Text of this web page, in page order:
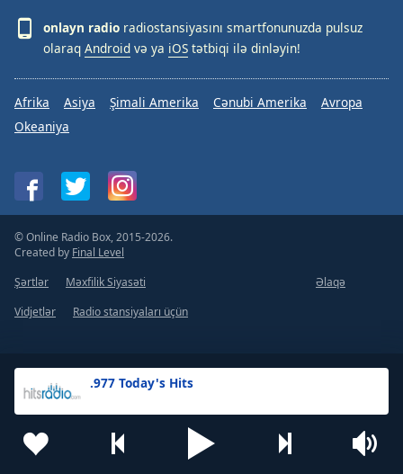
.977 Today's Hits
onlayn radio radiostansiyasını smartfonunuzda pulsuz
olaraq Android və ya iOS tətbiqi ilə dinləyin!
Afrika Asiya Şimali Amerika Cənubi Amerika
Avropa
Okeaniya
© Online Radio Box, 2015-2026.
Created by Final Level
Şərtlər
Məxfilik Siyasəti
Əlaqə
Vidjetlər
Radio stansiyaları üçün